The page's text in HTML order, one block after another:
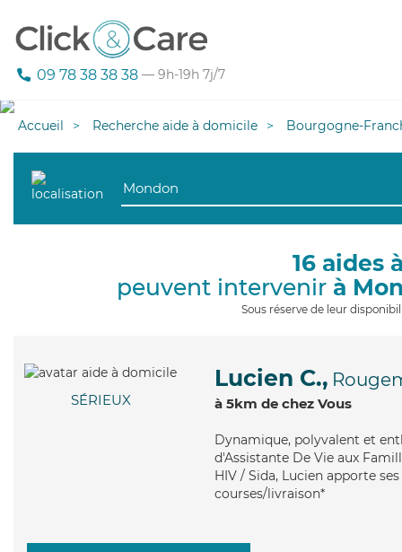
09 78 38 38 38 — 9h-19h 7j/7
Accueil Recherche aide à domicile Bourgogne-
16 aides
peuvent intervenir à
Sous réserve de leur
SÉRIEUX
Lucien C.,
à 5km de chez Vous
Dynamique, polyvalent et
d'Assistante De Vie aux
HIV / Sida, Lucien apporte
courses/livraison*